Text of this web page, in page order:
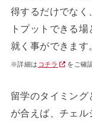
得するだけでなく
トプットできる
就く事ができます
※詳細は コチラ をご確
留学のタイミン
が合えば、チェ